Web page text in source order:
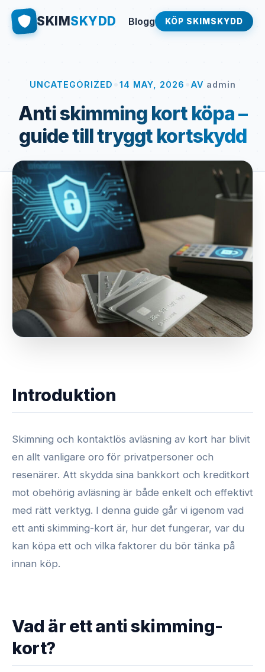
SKIMSKYDD Blogg KÖP SKIMSKYDD
UNCATEGORIZED 14 MAY, 2026 AV admin
Anti skimming kort köpa –
guide till tryggt kortskydd
Introduktion
Skimning och kontaktlös avläsning av kort har blivit
en allt vanligare oro för privatpersoner och
resenärer. Att skydda sina bankkort och kreditkort
mot obehörig avläsning är både enkelt och effektivt
med rätt verktyg. I denna guide går vi igenom vad
ett anti skimming-kort är, hur det fungerar, var du
kan köpa ett och vilka faktorer du bör tänka på
innan köp.
Vad är ett anti skimming-
kort?